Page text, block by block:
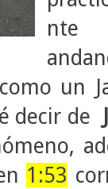
nte
un
decir de
1:53